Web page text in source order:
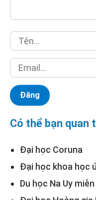
Có thể bạn quan
Đại học Coruna
Đại học khoa học
Du học Na Uy